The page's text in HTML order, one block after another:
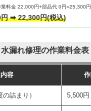
10㎝超え）
16,500円
現場見
までの価格です。
排水トラップ
部品） 11,000
栓） 13,200
水栓） 16,500
器・分岐水栓） 16,500
料金 22,000円+部品代 0円=25,300円
➡ 22,300円(税込)
漏れ修理の作業料金表
容
詰まり） 5,500円